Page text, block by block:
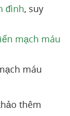
đình, suy
mạch máu
máu
thêm